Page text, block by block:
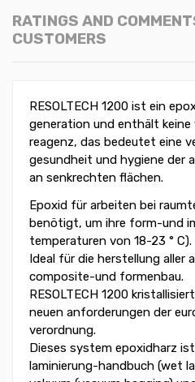
RATINGS AND
CUSTOMERS
RESOLTECH 1200 ist ein
generation und enthält
reagenz, das bedeutet eine
gesundheit und hygiene der
an senkrechten flächen.
Epoxid für arbeiten bei
benötigt, um ihre form-und
temperaturen von 18-23 ° C).
Ideal für die herstellung aller
composite-und formenbau.
RESOLTECH 1200
neuen anforderungen der
verordnung.
Dieses system epoxidharz
laminierung-handbuch (wet